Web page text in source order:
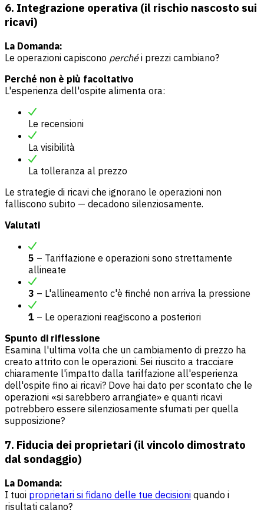
6. Integrazione operativa (il rischio nascosto sui
ricavi)
La Domanda:
Le operazioni capiscono perchéi prezzi cambiano?
Perché non è più facoltativo
L'esperienza dell'ospite alimenta ora:
Le recensioni
La visibilità
La tolleranza al prezzo
Le strategie di ricavi che ignorano le operazioni non
falliscono subito — decadono silenziosamente.
Valutati
5 – Tariffazione e operazioni sono strettamente
allineate
3 – L'allineamento c'è finché non arriva la pressione
1 – Le operazioni reagiscono a posteriori
Spunto di riflessione
Esamina l'ultima volta che un cambiamento di prezzo ha
creato attrito con le operazioni. Sei riuscito a tracciare
chiaramente l'impatto dalla tariffazione all'esperienza
dell'ospite fino ai ricavi? Dove hai dato per scontato che le
operazioni «si sarebbero arrangiate» e quanti ricavi
potrebbero essere silenziosamente sfumati per quella
supposizione?
7. Fiducia dei proprietari (il vincolo dimostrato
dal sondaggio)
La Domanda:
I tuoi proprietari si fidano delle tue decisioni quando i
risultati calano?